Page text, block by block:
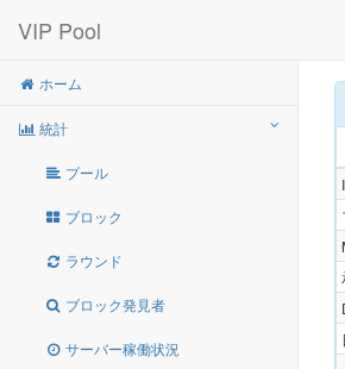
VIP Pool
ホーム
統計
プール
ブロック
ラウンド
ブロック発見者
サーバー稼働状況